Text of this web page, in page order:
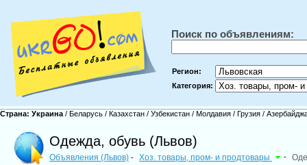
Поиск по объявлениям:
Регион:
Категория:
Страна: Украина / Беларусь / Казахстан / Узбекистан / Молдавия / Грузия /
Одежда, обувь (Львов)
Объявления (Львов) - Хоз. товары, пром- и продтовары -